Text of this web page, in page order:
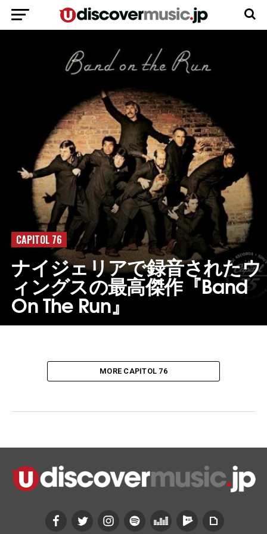
CAPITOL 76
ナイジェリアで録音されたウ
ィングスの最高傑作『Band
On The Run』
MORE CAPITOL 76